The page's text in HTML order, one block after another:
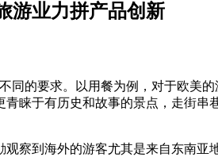
游业力拼产品创新
同的要求。以用餐为例，对于欧美
睐于有历史和故事的景点，走街
察到海外的游客尤其是来自东南